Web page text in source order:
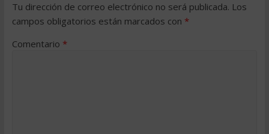
Tu dirección de correo electrónico no será publicada. Los
campos obligatorios están marcados con *
Comentario *